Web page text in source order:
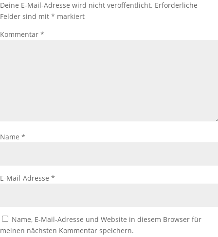
Deine E-Mail-Adresse wird nicht veröffentlicht. Erforderliche
Felder sind mit * markiert
Kommentar *
Name *
E-Mail-Adresse *
Name, E-Mail-Adresse und Website in diesem Browser für
meinen nächsten Kommentar speichern.